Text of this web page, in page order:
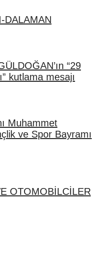
DALAMAN
“29
kutlama mesajı
Muhammet
ve Spor Bayramı
OTOMOBİLCİLER